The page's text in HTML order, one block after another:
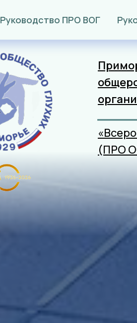
Руководство ПРО ВОГ
(ПРО